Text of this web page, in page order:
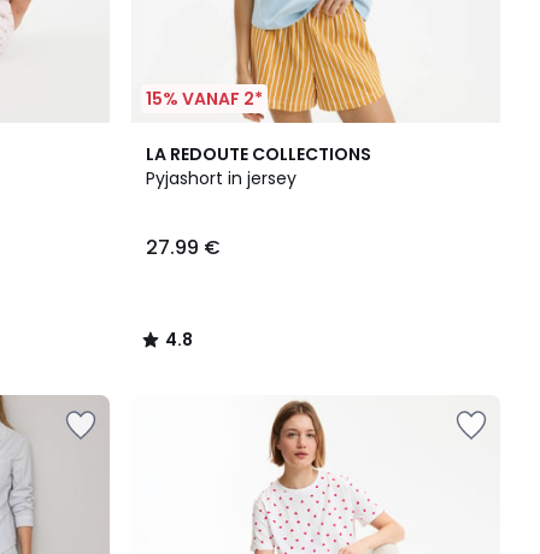
15% VANAF 2*
LA REDOUTE COLLECTIONS
Pyjashort in jersey
27.99 €
4.8
/ 5
4.8
/